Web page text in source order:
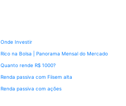
Onde Investir
Rico na Bolsa | Panorama Mensal do Mercado
Quanto rende R$ 1000?
Renda passiva com Fiisem alta
Renda passiva com ações